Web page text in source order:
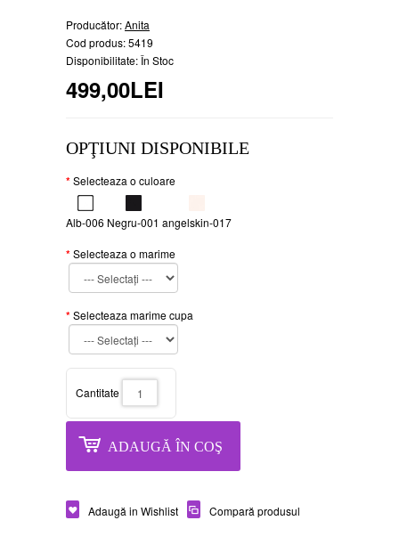
Producător:Anita
Cod produs: 5419
Disponibilitate: În Stoc
499,00LEI
OPŢIUNI DISPONIBILE
Selecteaza o culoare
Alb-006 Negru-001 angelskin-017
Selecteaza o marime
Selecteaza marime cupa
Cantitate
ADAUGĂ ÎN COŞ
Adaugă in Wishlist Compară produsul